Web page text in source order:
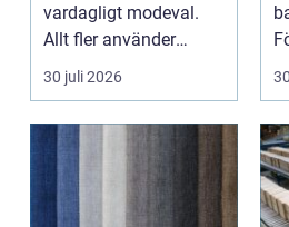
vardagligt modeval.
Allt fler använder
piercade smy...
30 juli 2026